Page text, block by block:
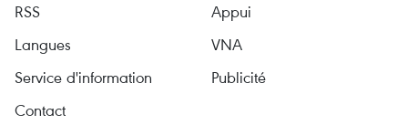
RSS
Appui
Langues
VNA
Service d'information
Publicité
Contact